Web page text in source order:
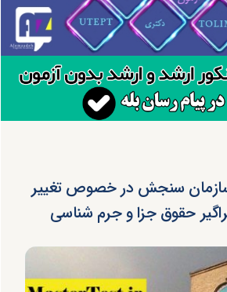
سازمان سنجش در خصوص تغییر
حقوق جزا و جرم شناسی